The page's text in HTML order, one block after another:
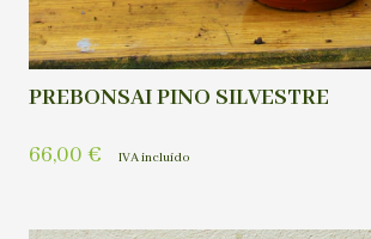
PREBONSAI PINO SILVESTRE
66,00 € IVA incluído